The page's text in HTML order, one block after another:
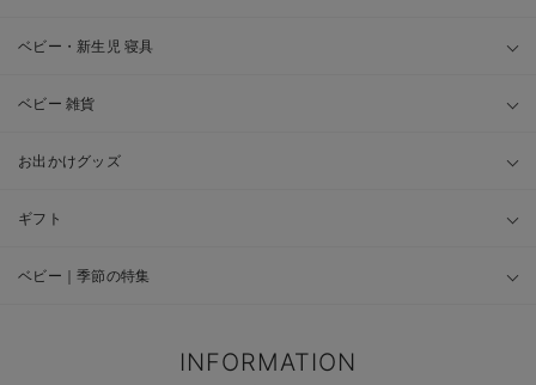
ベビー・新生児 寝具
ベビー 雑貨
お出かけグッズ
ギフト
ベビー｜季節の特集
INFORMATION